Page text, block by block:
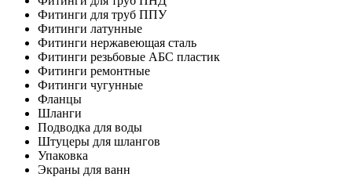
Фитинги для труб ППУ
Фитинги латунные
Фитинги нержавеющая сталь
Фитинги резьбовые АБС пластик
Фитинги ремонтные
Фитинги чугунные
Фланцы
Шланги
Подводка для воды
Штуцеры для шлангов
Упаковка
Экраны для ванн